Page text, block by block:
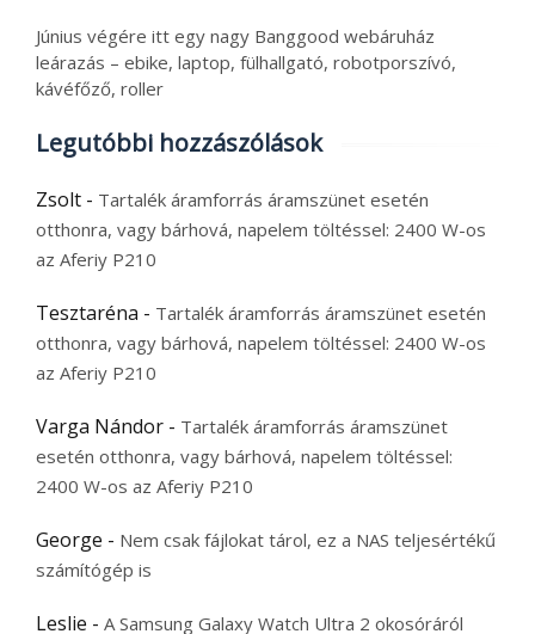
Június végére itt egy nagy Banggood webáruház
leárazás – ebike, laptop, fülhallgató, robotporszívó,
kávéfőző, roller
Legutóbbi hozzászólások
Zsolt - Tartalék áramforrás áramszünet esetén
otthonra, vagy bárhová, napelem töltéssel: 2400 W-os
az Aferiy P210
Tesztaréna - Tartalék áramforrás áramszünet esetén
otthonra, vagy bárhová, napelem töltéssel: 2400 W-os
az Aferiy P210
Varga Nándor - Tartalék áramforrás áramszünet
esetén otthonra, vagy bárhová, napelem töltéssel:
2400 W-os az Aferiy P210
George - Nem csak fájlokat tárol, ez a NAS teljesértékű
számítógép is
Leslie - A Samsung Galaxy Watch Ultra 2 okosóráról